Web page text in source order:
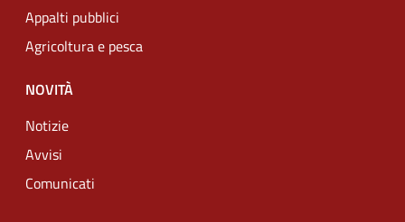
Appalti pubblici
Agricoltura e pesca
NOVITÀ
Notizie
Avvisi
Comunicati